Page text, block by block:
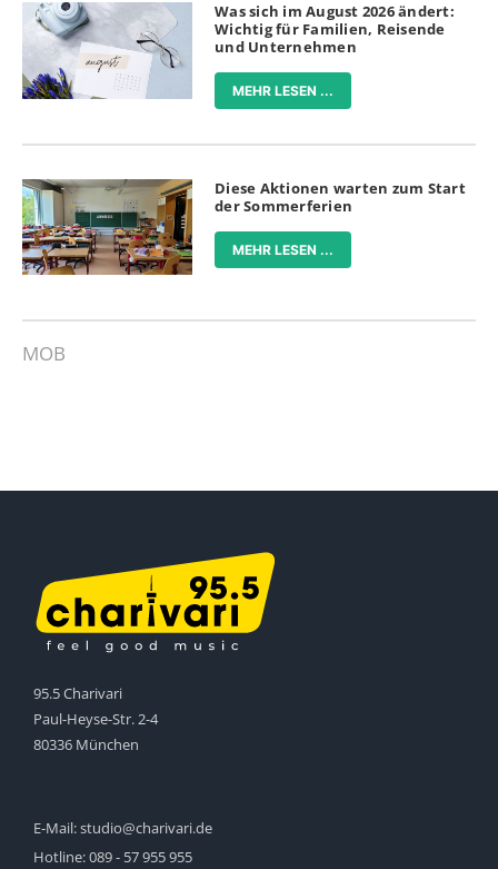
Was sich im August 2026 ändert:
Wichtig für Familien, Reisende
und Unternehmen
MEHR LESEN ...
Diese Aktionen warten zum Start
der Sommerferien
MEHR LESEN ...
MOB
95.5 Charivari
Paul-Heyse-Str. 2-4
80336 München
E-Mail:studio@charivari.de
Hotline:089 - 57 955 955